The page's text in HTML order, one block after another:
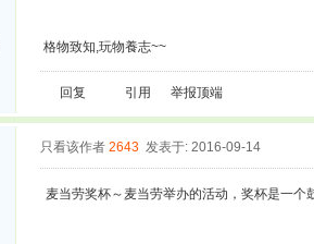
格物致知,玩物養志~~
回复 引用 举报顶端
只看该作者 2643 发表于: 2016-09-14
麦当劳奖杯～麦当劳举办的活动，奖杯是一个